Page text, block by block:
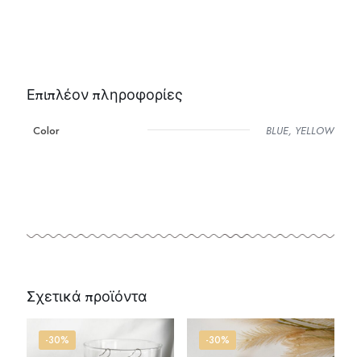
Επιπλέον πληροφορίες
Color BLUE, YELLOW
Σχετικά προϊόντα
-30% -30%